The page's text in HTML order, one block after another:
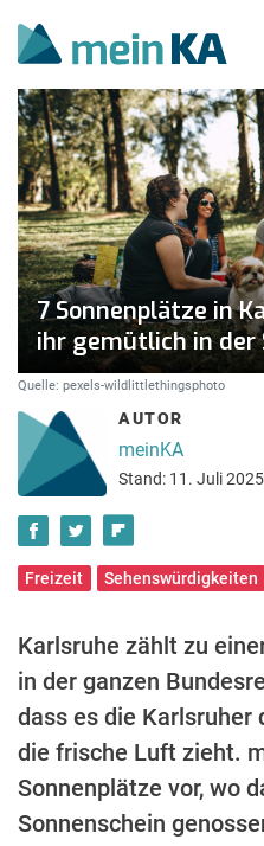
7 Sonnenplätze in
ihr gemütlich in der
Quelle: pexels-wildlittlethingsphoto
AUTOR
meinKA
Stand: 11. Juli 2025
Freizeit Sehenswürdigkeiten
Karlsruhe zählt zu
in der ganzen
dass es die Karlsruher
die frische Luft zieht.
Sonnenplätze vor, wo
Sonnenschein